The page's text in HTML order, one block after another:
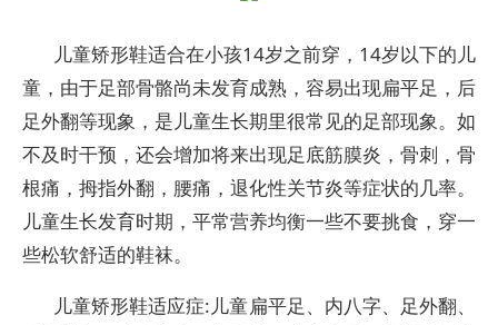
儿童矫形鞋适合在小孩14岁之前穿，14岁以下的儿
童，由于足部骨骼尚未发育成熟，容易出现扁平足，后
足外翻等现象，是儿童生长期里很常见的足部现象。如
不及时干预，还会增加将来出现足底筋膜炎，骨刺，骨
根痛，拇指外翻，腰痛，退化性关节炎等症状的几率。
儿童生长发育时期，平常营养均衡一些不要挑食，穿一
些松软舒适的鞋袜。
儿童矫形鞋适应症:儿童扁平足、内八字、足外翻、